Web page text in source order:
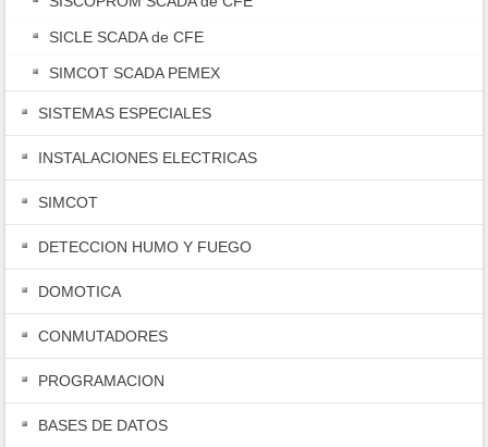
SICLE SCADA de CFE
SIMCOT SCADA PEMEX
SISTEMAS ESPECIALES
INSTALACIONES ELECTRICAS
SIMCOT
DETECCION HUMO Y FUEGO
DOMOTICA
CONMUTADORES
PROGRAMACION
BASES DE DATOS